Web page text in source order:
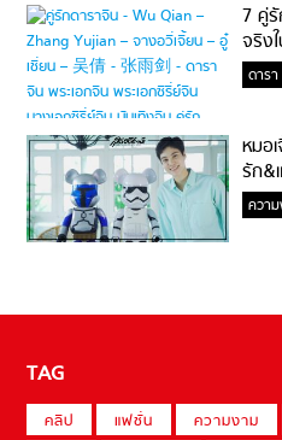
7 คู่
จริง
ดารา
หมอ
รัก&
ไม่ยา
ควา
TAG
คลิป แฟชั่น ความงาม